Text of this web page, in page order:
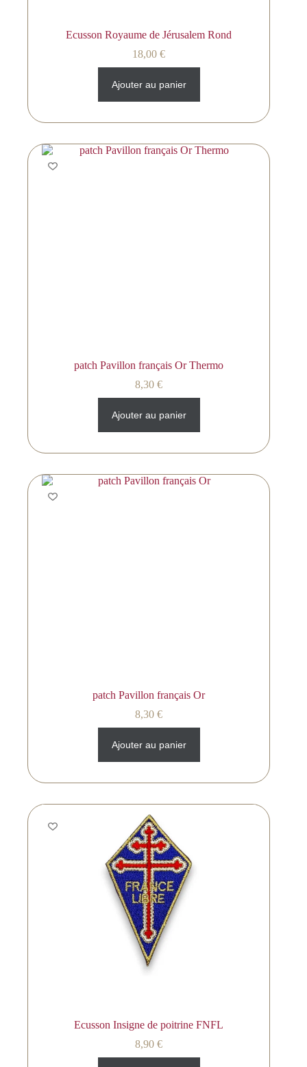
Ecusson Royaume de Jérusalem Rond
18,00€
Ajouter au panier
patch Pavillon français Or Thermo
8,30€
Ajouter au panier
patch Pavillon français Or
8,30€
Ajouter au panier
Ecusson Insigne de poitrine FNFL
8,90€